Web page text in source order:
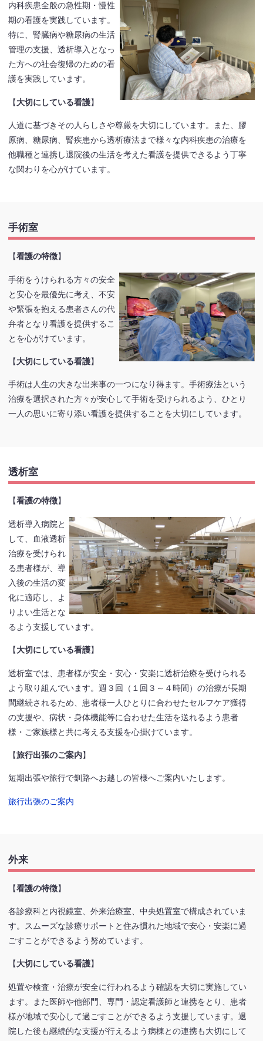
内科疾患全般の急性期・慢性
期の看護を実践しています。
特に、腎臓病や糖尿病の生活
管理の支援、透析導入となっ
た方への社会復帰のための看
護を実践しています。
【大切にしている看護】
人道に基づきその人らしさや尊厳を大切にしています。また、膠
原病、糖尿病、腎疾患から透析療法まで様々な内科疾患の治療を
他職種と連携し退院後の生活を考えた看護を提供できるよう丁寧
な関わりを心がけています。
手術室
【看護の特徴】
手術をうけられる方々の安全
と安心を最優先に考え、不安
や緊張を抱える患者さんの代
弁者となり看護を提供するこ
とを心がけています。
【大切にしている看護】
手術は人生の大きな出来事の一つになり得ます。手術療法という
治療を選択された方々が安心して手術を受けられるよう、ひとり
一人の思いに寄り添い看護を提供することを大切にしています。
透析室
【看護の特徴】
透析導入病院と
して、血液透析
治療を受けられ
る患者様が、導
入後の生活の変
化に適応し、よ
りよい生活とな
るよう支援しています。
【大切にしている看護】
透析室では、患者様が安全・安心・安楽に透析治療を受けられる
よう取り組んでいます。週３回（１回３～４時間）の治療が長期
間継続されるため、患者様一人ひとりに合わせたセルフケア獲得
の支援や、病状・身体機能等に合わせた生活を送れるよう患者
様・ご家族様と共に考える支援を心掛けています。
【旅行出張のご案内】
短期出張や旅行で釧路へお越しの皆様へご案内いたします。
旅行出張のご案内
外来
【看護の特徴】
各診療科と内視鏡室、外来治療室、中央処置室で構成されていま
す。スムーズな診療サポートと住み慣れた地域で安心・安楽に過
ごすことができるよう努めています。
【大切にしている看護】
処置や検査・治療が安全に行われるよう確認を大切に実施してい
ます。また医師や他部門、専門・認定看護師と連携をとり、患者
様が地域で安心して過ごすことができるよう支援しています。退
院した後も継続的な支援が行えるよう病棟との連携も大切にして